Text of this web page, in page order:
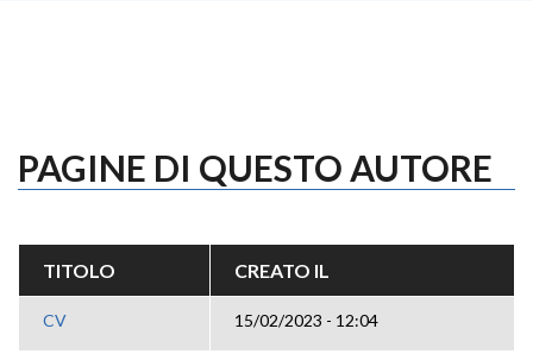
PAGINE DI QUESTO AUTORE
TITOLO CREATO IL
CV 15/02/2023 - 12:04